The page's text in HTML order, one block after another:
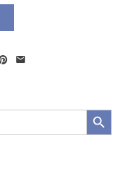
Search Button